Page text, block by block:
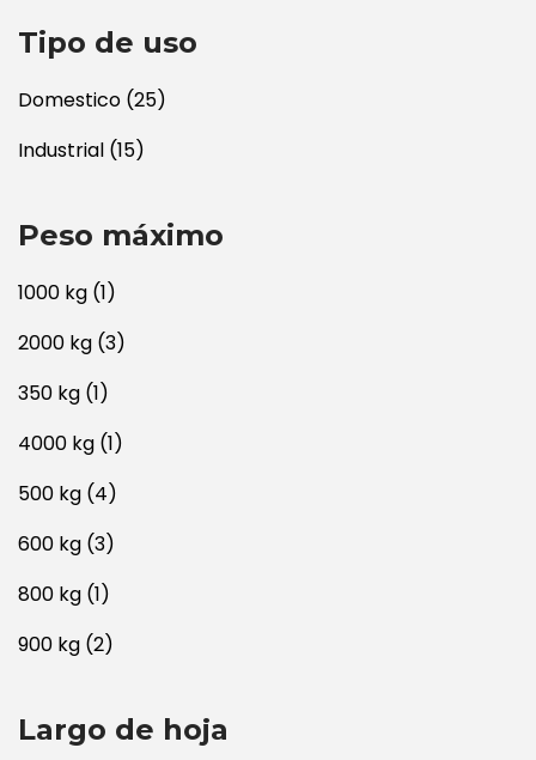
Tipo de uso
Domestico (25)
Industrial (15)
Peso máximo
1000 kg (1)
2000 kg (3)
350 kg (1)
4000 kg (1)
500 kg (4)
600 kg (3)
800 kg (1)
900 kg (2)
Largo de hoja